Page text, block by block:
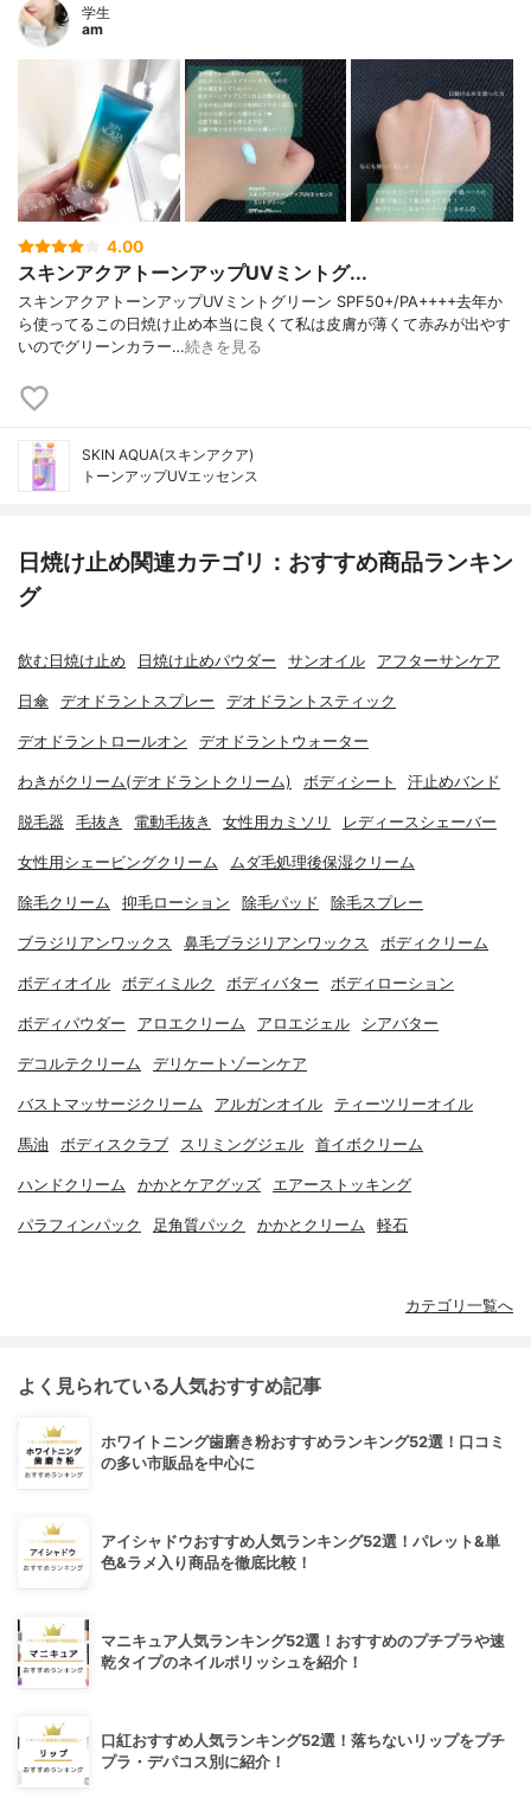
学生
am
4.00
スキンアクアトーンアップUVミントグ...
スキンアクアトーンアップUVミントグリーン SPF50+/PA++++去年か
ら使ってるこの日焼け止め本当に良くて私は皮膚が薄くて赤みが出やす
いのでグリーンカラー…続きを見る
SKIN AQUA(スキンアクア)
トーンアップUVエッセンス
日焼け止め関連カテゴリ：おすすめ商品ランキン
グ
飲む日焼け止め 日焼け止めパウダー サンオイル アフターサンケア
日傘 デオドラントスプレー デオドラントスティック
デオドラントロールオン デオドラントウォーター
わきがクリーム(デオドラントクリーム) ボディシート 汗止めバンド
脱毛器 毛抜き 電動毛抜き 女性用カミソリ レディースシェーバー
女性用シェービングクリーム ムダ毛処理後保湿クリーム
除毛クリーム 抑毛ローション 除毛パッド 除毛スプレー
ブラジリアンワックス 鼻毛ブラジリアンワックス ボディクリーム
ボディオイル ボディミルク ボディバター ボディローション
ボディパウダー アロエクリーム アロエジェル シアバター
デコルテクリーム デリケートゾーンケア
バストマッサージクリーム アルガンオイル ティーツリーオイル
馬油 ボディスクラブ スリミングジェル 首イボクリーム
ハンドクリーム かかとケアグッズ エアーストッキング
パラフィンパック 足角質パック かかとクリーム 軽石
カテゴリ一覧へ
よく見られている人気おすすめ記事
ホワイトニング歯磨き粉おすすめランキング52選！口コミ
の多い市販品を中心に
アイシャドウおすすめ人気ランキング52選！パレット&単
色&ラメ入り商品を徹底比較！
マニキュア人気ランキング52選！おすすめのプチプラや速
乾タイプのネイルポリッシュを紹介！
口紅おすすめ人気ランキング52選！落ちないリップをプチ
プラ・デパコス別に紹介！